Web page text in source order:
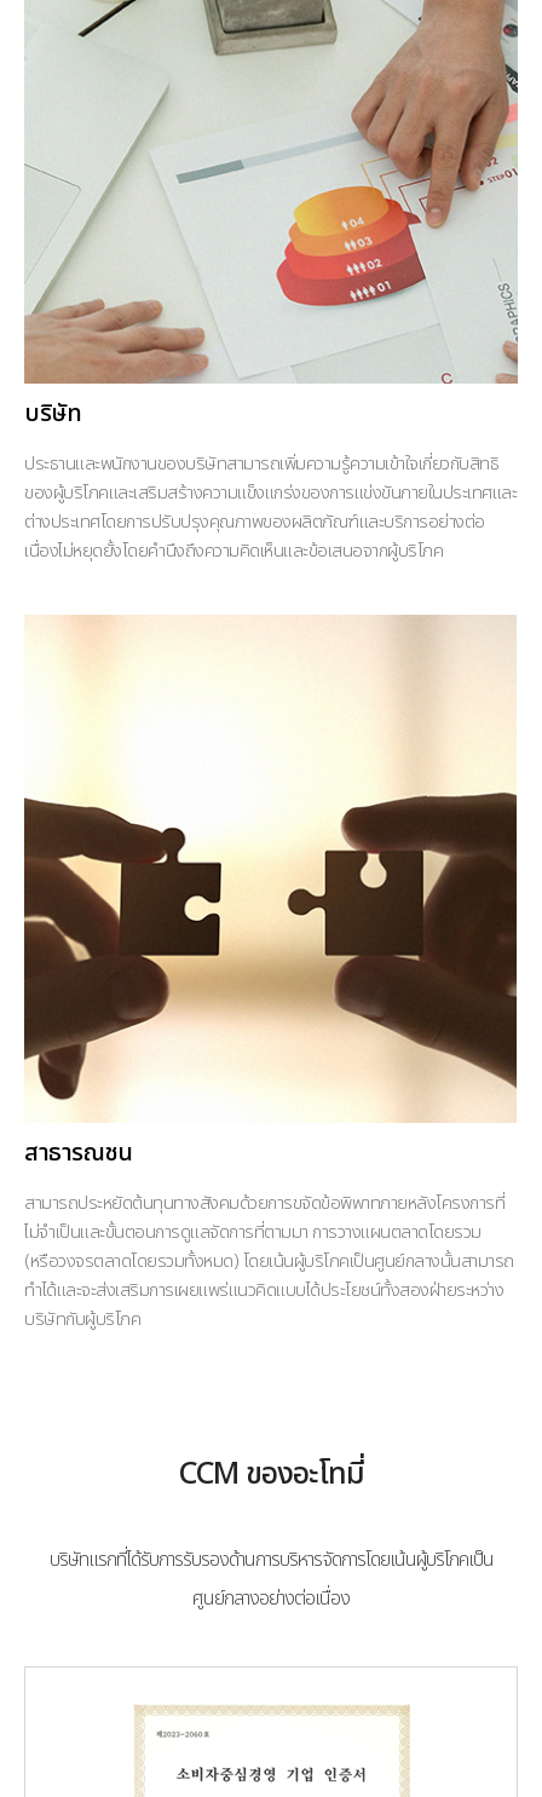
บริษัท
ประธานและพนักงานของบริษัทสามารถเพิ่มความรู้ความเข้าใจเกี่ยวกับสิทธิ
ของผู้บริโภคและเสริมสร้างความแข็งแกร่งของการแข่งขันภายในประเทศและ
ต่างประเทศโดยการปรับปรุงคุณภาพของผลิตภัณฑ์และบริการอย่างต่อ
เนื่องไม่หยุดยั้งโดยคำนึงถึงความคิดเห็นและข้อเสนอจากผู้บริโภค
สาธารณชน
สามารถประหยัดต้นทุนทางสังคมด้วยการขจัดข้อพิพาทภายหลังโครงการที่
ไม่จำเป็นและขั้นตอนการดูแลจัดการที่ตามมา การวางแผนตลาดโดยรวม
(หรือวงจรตลาดโดยรวมทั้งหมด) โดยเน้นผู้บริโภคเป็นศูนย์กลางนั้นสามารถ
ทำได้และจะส่งเสริมการเผยแพร่แนวคิดแบบได้ประโยชน์ทั้งสองฝ่ายระหว่าง
บริษัทกับผู้บริโภค
CCM ของอะโทมี่
บริษัทแรกที่ได้รับการรับรองด้านการบริหารจัดการโดยเน้นผู้บริโภคเป็น
ศูนย์กลางอย่างต่อเนื่อง